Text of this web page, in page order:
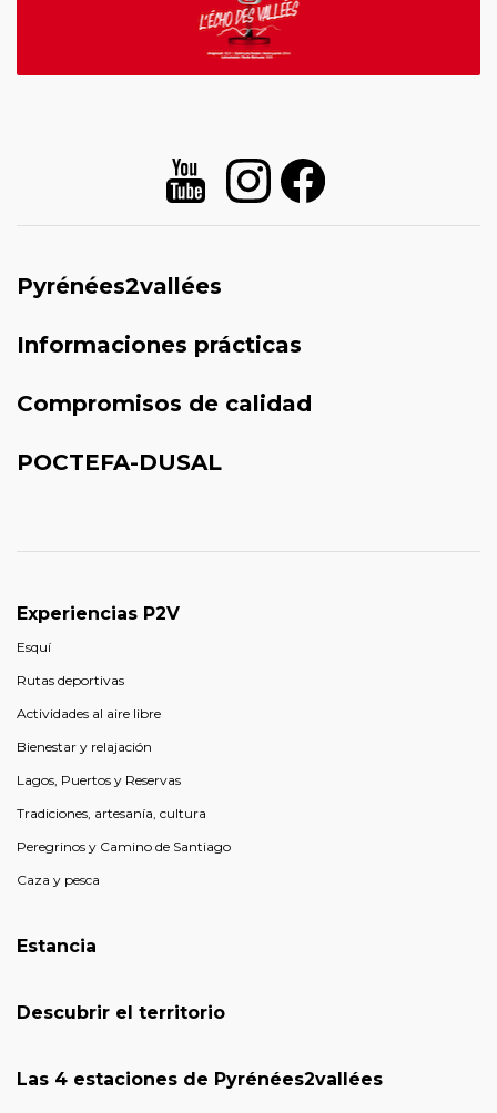
Pyrénées2vallées
Informaciones prácticas
Compromisos de calidad
POCTEFA-DUSAL
Experiencias P2V
Esquí
Rutas deportivas
Actividades al aire libre
Bienestar y relajación
Lagos, Puertos y Reservas
Tradiciones, artesanía, cultura
Peregrinos y Camino de Santiago
Caza y pesca
Estancia
Descubrir el territorio
Las 4 estaciones de Pyrénées2vallées